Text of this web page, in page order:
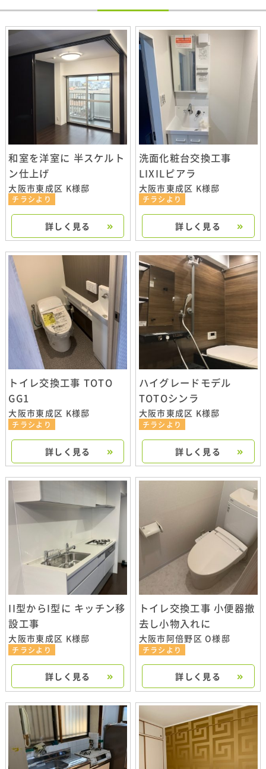
和室を洋室に 半スケルト
ン仕上げ
大阪市東成区 K様邸
チラシより
詳しく見る
洗面化粧台交換工事
LIXILピアラ
大阪市東成区 K様邸
チラシより
詳しく見る
トイレ交換工事 TOTO
GG1
大阪市東成区 K様邸
チラシより
詳しく見る
ハイグレードモデル
TOTOシンラ
大阪市東成区 K様邸
チラシより
詳しく見る
II型からI型に キッチン移
設工事
大阪市東成区 K様邸
チラシより
詳しく見る
トイレ交換工事 小便器撤
去し小物入れに
大阪市阿倍野区 O様邸
チラシより
詳しく見る